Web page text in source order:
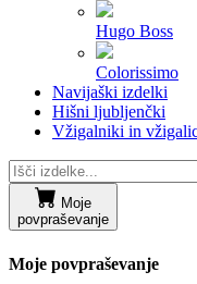
Hugo Boss
Colorissimo
Navijaški izdelki
Hišni ljubljenčki
Vžigalniki in
Moje
povpraševanje
Moje povpraševanje